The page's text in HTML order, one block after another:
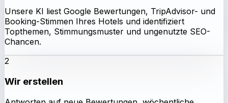
Unsere KI liest Google Bewertungen, TripAdvisor- und
Booking-Stimmen Ihres Hotels und identifiziert
Topthemen, Stimmungsmuster und ungenutzte SEO-
Chancen.
2
Wir erstellen